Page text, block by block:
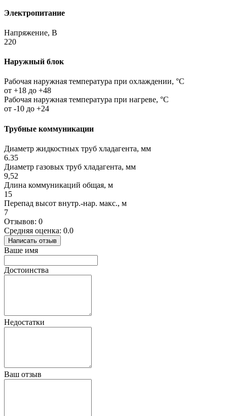
Электропитание
Напряжение, В
220
Наружный блок
Рабочая наружная температура при охлаждении, °C
от +18 до +48
Рабочая наружная температура при нагреве, °C
от -10 до +24
Трубные коммуникации
Диаметр жидкостных труб хладагента, мм
6.35
Диаметр газовых труб хладагента, мм
9,52
Длина коммуникаций общая, м
15
Перепад высот внутр.-нар. макс., м
7
Отзывов: 0
Средняя оценка: 0.0
Написать отзыв
Ваше имя
Достоинства
Недостатки
Ваш отзыв